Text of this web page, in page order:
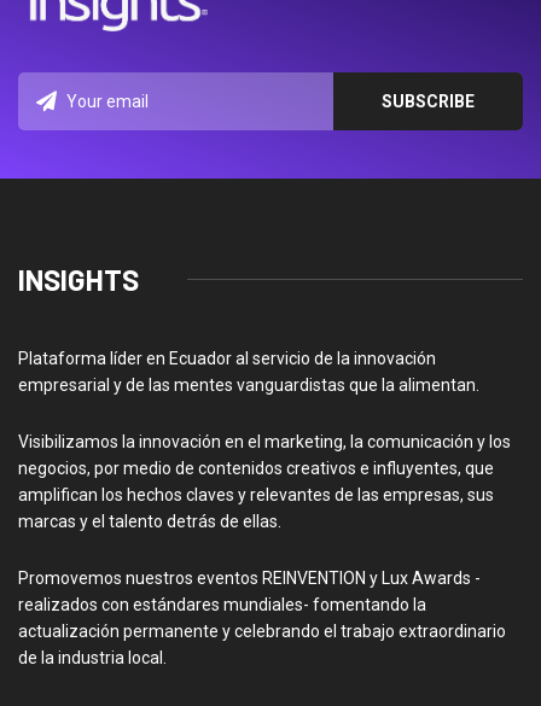
INSIGHTS
Plataforma líder en Ecuador al servicio de la innovación
empresarial y de las mentes vanguardistas que la alimentan.
Visibilizamos la innovación en el marketing, la comunicación y los
negocios, por medio de contenidos creativos e influyentes, que
amplifican los hechos claves y relevantes de las empresas, sus
marcas y el talento detrás de ellas.
Promovemos nuestros eventos REINVENTION y Lux Awards -
realizados con estándares mundiales- fomentando la
actualización permanente y celebrando el trabajo extraordinario
de la industria local.